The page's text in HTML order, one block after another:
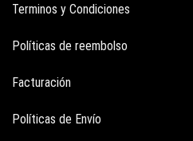
Terminos y Condiciones
Políticas de reembolso
Facturación
Políticas de Envío